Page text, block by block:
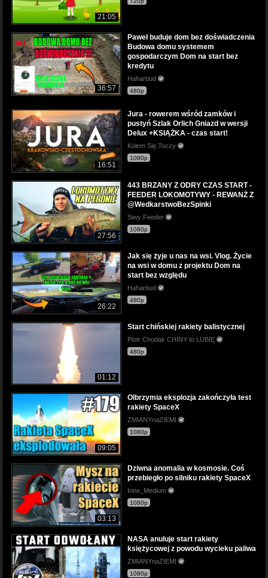
21:05
36:57
Paweł buduje dom bez doświadczenia
Budowa domu systemem
gospodarczym Dom na start bez
kredytu
Haharbud
480p
16:51
Jura - rowerem wśród zamków i
pustyń Szlak Orlich Gniazd w wersji
Delux +KSIĄŻKA - czas start!
Kołem Się Toczy
1080p
27:56
443 BRZANY Z ODRY CZAS START -
FEEDER LOKOMOTYWY - REWANŻ Z
@WedkarstwoBezSpinki
Siwy Feeder
1080p
26:22
Jak się żyje u nas na wsi. Vlog. Życie
na wsi w domu z projektu Dom na
start bez względu
Haharbud
480p
01:12
Start chińskiej rakiety balistycznej
Piotr Chodak CHINY to LUBIĘ
480p
09:05
Olbrzymia eksplozja zakończyła test
rakiety SpaceX
ZMIANYnaZIEMI
1080p
03:13
Dziwna anomalia w kosmosie. Coś
przebiegło po silniku rakiety SpaceX
Inne_Medium
1080p
NASA anuluje start rakiety
księżycowej z powodu wycieku paliwa
ZMIANYnaZIEMI
1080p